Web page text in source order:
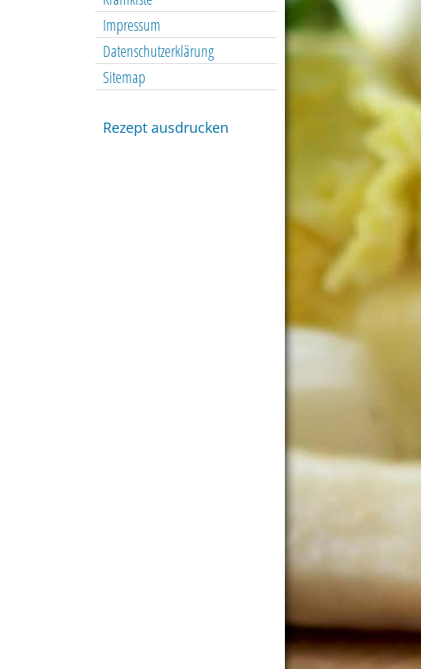
Impressum
Datenschutzerklärung
Sitemap
Rezept ausdrucken